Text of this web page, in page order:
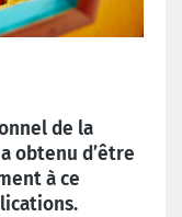
de la
obtenu d’être
à ce